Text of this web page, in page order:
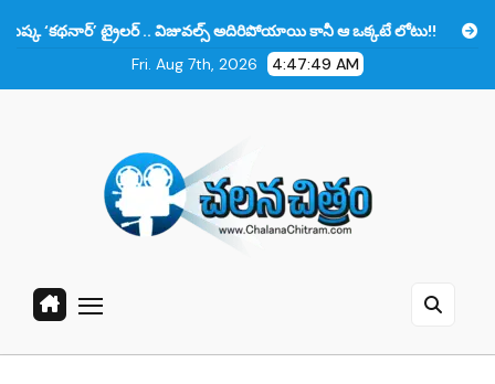
.. విజువల్స్ అదిరిపోయాయి కానీ ఆ ఒక్కటే లోటు!!
ప్రభాస్‌కు తల్లిగా
Fri. Aug 7th, 2026
4:47:51 AM